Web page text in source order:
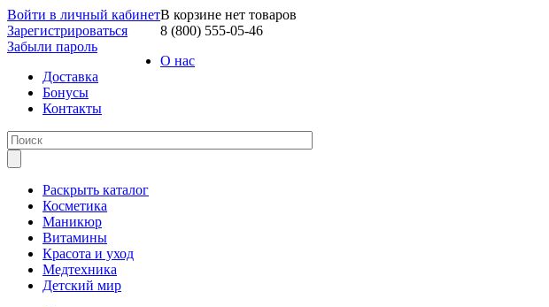
Войти в личный кабинет
Зарегистрироваться
Забыли пароль
В корзине нет товаров
8 (800) 555-05-46
О нас
Доставка
Бонусы
Контакты
Раскрыть каталог
Косметика
Маникюр
Витамины
Красота и уход
Медтехника
Детский мир